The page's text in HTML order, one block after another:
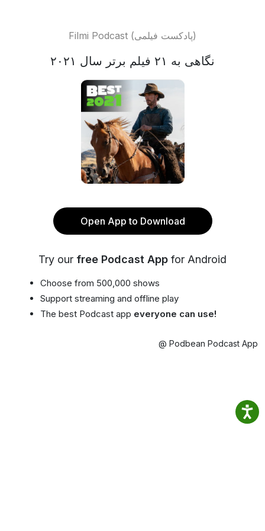
Filmi Podcast (پادکست فیلمی)
نگاهی‌ به ۲۱ فیلم برتر سال ۲۰۲۱
Open App to Download
Try our free Podcast App for Android
Choose from 500,000 shows
Support streaming and offline play
The best Podcast app everyone can use!
@ Podbean Podcast App